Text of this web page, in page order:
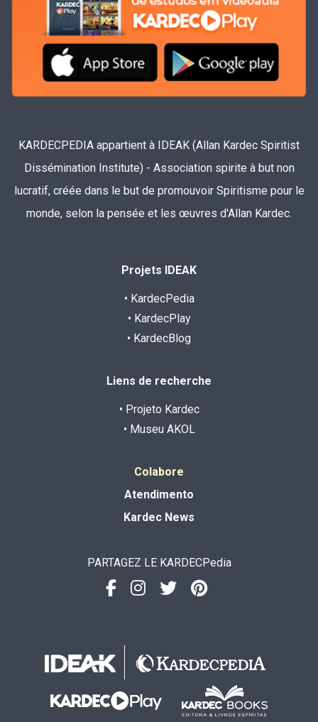
KARDECPEDIA appartient à IDEAK (Allan Kardec Spiritist
Dissémination Institute) - Association spirite à but non
lucratif, créée dans le but de promouvoir Spiritisme pour le
monde, selon la pensée et les œuvres d'Allan Kardec.
Projets IDEAK
• KardecPedia
• KardecPlay
• KardecBlog
Liens de recherche
• Projeto Kardec
• Museu AKOL
Colabore
Atendimento
Kardec News
PARTAGEZ LE KARDECPedia